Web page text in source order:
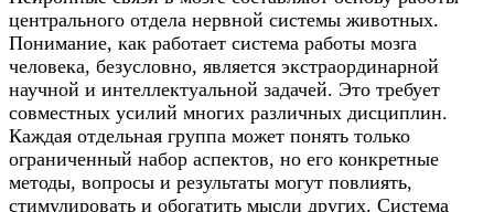
центрального отдела нервной системы животных.
Понимание, как работает система работы мозга
человека, безусловно, является экстраординарной
научной и интеллектуальной задачей. Это требует
совместных усилий многих различных дисциплин.
Каждая отдельная группа может понять только
ограниченный набор аспектов, но его конкретные
методы, вопросы и результаты могут повлиять,
стимулировать и обогатить мысли других. Система